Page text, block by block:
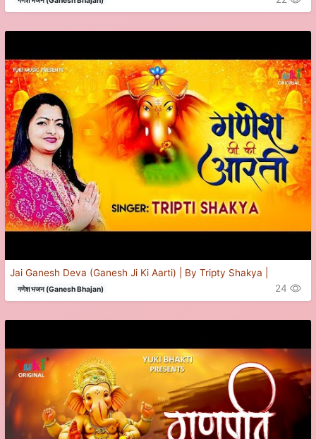
Jai Ganesh Deva (Ganesh Ji Ki Aarti) | By Tripty Shakya |
गणेश भजन (Ganesh Bhajan) 24